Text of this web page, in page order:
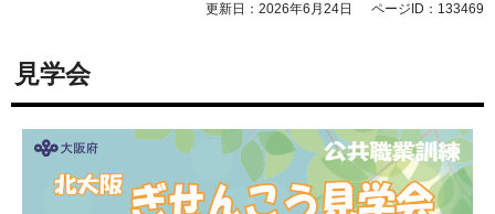
更新日：2026年6月24日 ページID：133469
見学会